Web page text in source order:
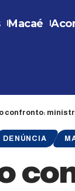
Macaé
confronto:
DENÚNCIA